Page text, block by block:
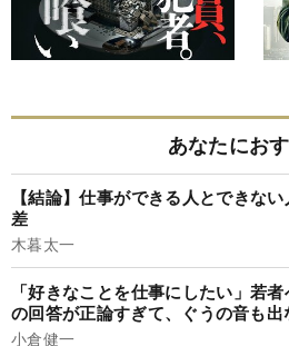
あなたにお
【結論】仕事ができる人とできな
差
木暮太一
「好きなことを仕事にしたい」若
の回答が正論すぎて、ぐうの音も出
小倉健一